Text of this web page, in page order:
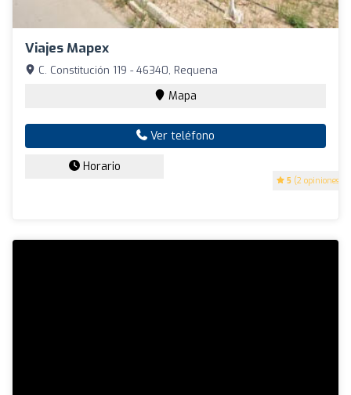
Viajes Mapex
5 (2 opiniones)
C. Constitución 119 - 46340, Requena
Mapa
Ver teléfono
Horario